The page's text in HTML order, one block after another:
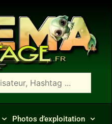
Photos d’exploitation